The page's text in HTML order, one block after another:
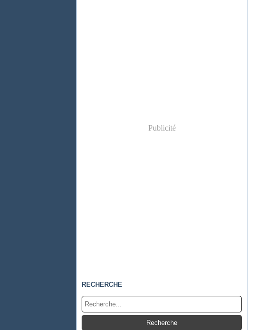
Publicité
RECHERCHE